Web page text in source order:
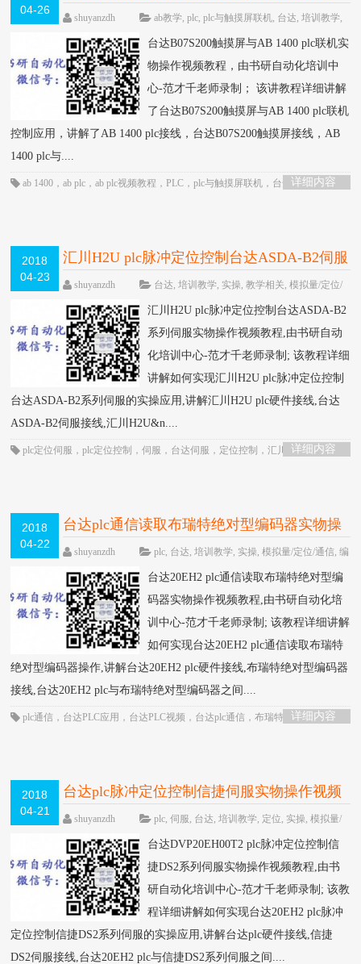
04-26
作视频教程-书研自动化培训中心制作
HOT
shuyanzdh ab教学,plc,plc与触摸屏联机, 台达,培训教学,
已关闭评论
台达B07S200触摸屏与AB 1400 plc联机实
物操作视频教程，由书研自动化培训中
心-范才千老师录制； 该讲教程详细讲解
了台达B07S200触摸屏与AB 1400 plc联机
控制应用，讲解了AB 1400 plc接线，台达B07S200触摸屏接线，AB
1400 plc与....
详细内容
ab 1400 ，ab plc ，ab plc视频教程 ，PLC ，plc与触摸屏联机 ， 台达触摸屏，触
2018
04-23
汇川H2U plc脉冲定位控制台达ASDA-B2伺服
实物操作视频教程-书研自动化培训中心制作
HOT
shuyanzdh 台达,培训教学, 实操,教学相关,模拟量/定位/
评论
汇川H2U plc脉冲定位控制台达ASDA-B2
系列伺服实物操作视频教程,由书研自动
化培训中心-范才千老师录制; 该教程详细
讲解如何实现汇川H2U plc脉冲定位控制
台达ASDA-B2系列伺服的实操应用,讲解汇川H2U plc硬件接线,台达
ASDA-B2伺服接线,汇川H2U&n....
详细内容
plc定位伺服 ，plc定位控制 ，伺服 ， 台达伺服 ， 定位控制 ，汇川plc，
汇川plc
2018
04-22
台达plc通信读取布瑞特绝对型编码器实物操
作视频教程-书研自动化培训中心制作 HOT
shuyanzdh plc, 台达,培训教学, 实操,模拟量/定位/通信,编
论
台达20EH2 plc通信读取布瑞特绝对型编
码器实物操作视频教程,由书研自动化培
训中心-范才千老师录制; 该教程详细讲解
如何实现台达20EH2 plc通信读取布瑞特
绝对型编码器操作,讲解台达20EH2 plc硬件接线,布瑞特绝对型编码器
接线,台达20EH2 plc与布瑞特绝对型编码器之间....
详细内容
plc通信 ， 台达PLC应用 ， 台达PLC视频 ， 台达plc通信 ，布瑞特编码器 ， 绝对
2018
04-21
台达plc脉冲定位控制信捷伺服实物操作视频
教程-书研自动化培训中心制作
HOT
shuyanzdh plc,伺服, 台达,培训教学, 定位, 实操,模拟量/
评论
台达DVP20EH00T2 plc脉冲定位控制信
捷DS2系列伺服实物操作视频教程,由书
研自动化培训中心-范才千老师录制; 该教
程详细讲解如何实现台达20EH2 plc脉冲
定位控制信捷DS2系列伺服的实操应用,讲解台达plc硬件接线,信捷
DS2伺服接线,台达20EH2 plc与信捷DS2系列伺服之间....